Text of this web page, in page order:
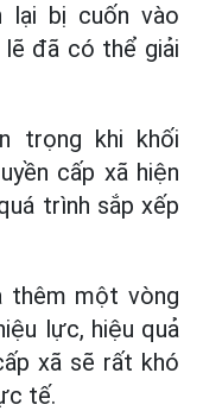
lại bị cuốn vào
đã có thể giải
trọng khi khối
cấp xã hiện
trình sắp xếp
thêm một vòng
lực, hiệu quả
xã sẽ rất khó
tế.